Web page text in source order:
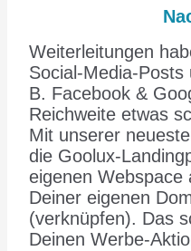
Weiterleitungen
Social-Media-Posts
B. Facebook &
Reichweite etwas
Mit unserer
die Goolux-
eigenen Webspace
Deiner eigenen
(verknüpfen). Das
Deinen Werbe-